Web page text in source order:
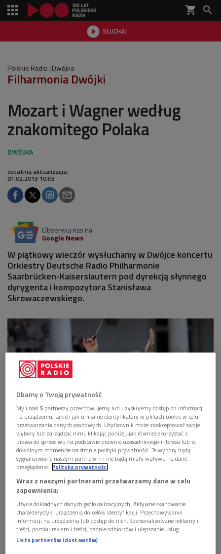
shopping_cart 
 SŁUCHAJ

Polskie Radio Dwójka
Filharmonia Dwójki
Mozart i Wagner według
znakomitego Polaka
ostatnia aktualizacja:
01.02.2013 10:03
Obserwuj nas na
Google News
W piątkowy wieczór wysłuchamy w Dwójce koncertu
Orkiestry Deutsche Radio Philharmonie
Saarbrücken-Kaiserslautern pod dyrekcją słynnego
dyrygenta i kompozytora Stanisława
Skrowaczewskiego.
Stanisław Skrowaczewski, Kraków 2005 Foto: PAP/Jacek Bednarczyk
Stanisław Skrowaczewski, lwowianin, pierwszy utwór
symfoniczny skomponował w wieku siedmiu lat. Po wojnie
studiował w Paryżu kompozycję u ikony pedagogiki
muzycznej -
założeniu awangardowej grupy Zodiaque.
W kraju związany był z Filharmonią Wrocławską, Śląską,
Krakowską i Narodową. W 1960 powołany został na
stanowisko dyrektora muzycznego Minneapolis Symphony
Dbamy o Twoją prywatność
My i nasi5 partnerzy przechowujemy lub uzyskujemy dostęp do informacji
na urządzeniu, takich jak unikalne identyfikatory w plikach cookie w celu
przetwarzania danych osobowych. Użytkownik może zaakceptować swoje
wybory lub zarządzać nimi, klikając poniżej, jak również skorzystać z
prawa do sprzeciwu na podstawie prawnie uzasadnionego interesu lub w
dowolnym momencie na stronie polityki prywatności. Te wybory będą
sygnalizowane naszym partnerom i nie będą miały wpływu na dane
przeglądania. Polityka prywatności
Wraz z naszymi partnerami przetwarzamy dane w celu
zapewnienia:
Użycie dokładnych danych geolokalizacyjnych. Aktywne skanowanie
charakterystyki urządzenia do celów identyfikacji. Przechowywanie
informacji na urządzeniu lub dostęp do nich. Spersonalizowane reklamy i
treści, pomiar reklam i treści, badnie odbiorców i ulepszanie usług.
Lista partnerów (dostawców)